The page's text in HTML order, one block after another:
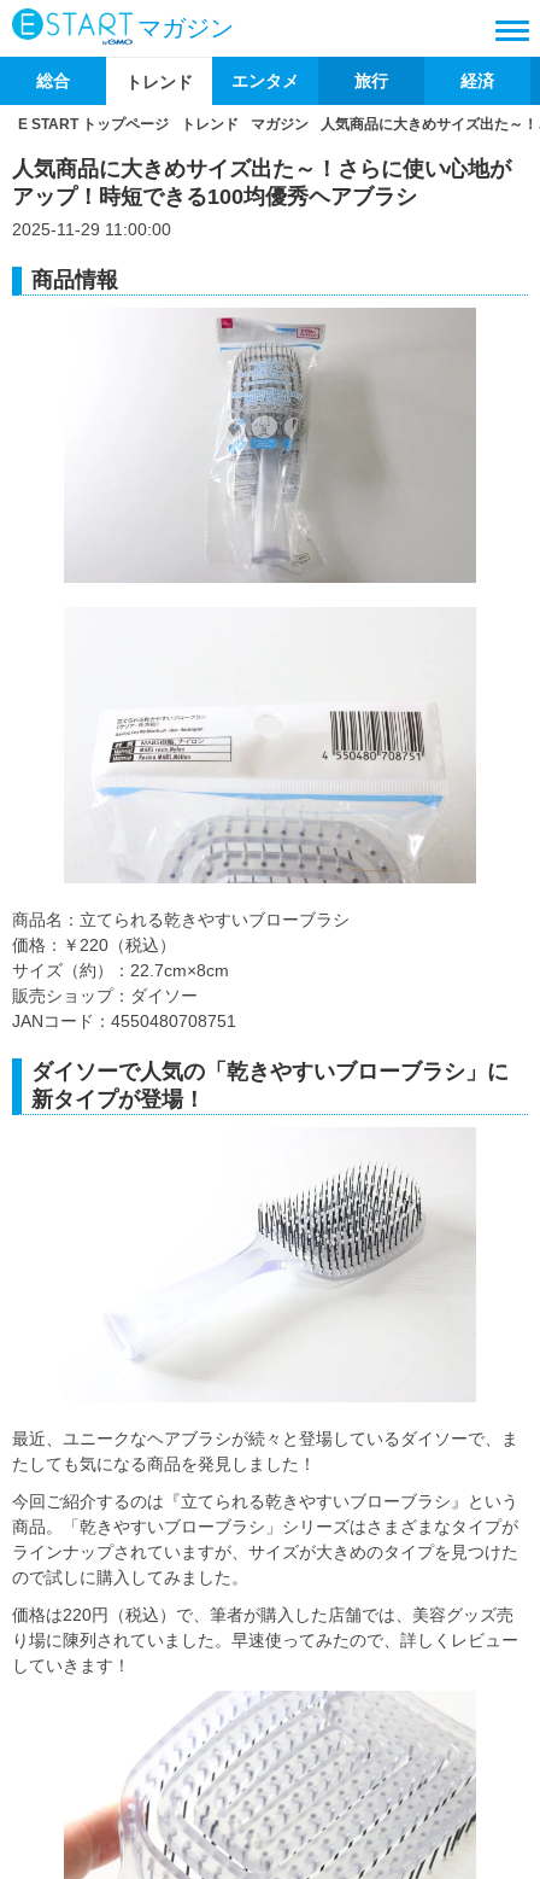
マガジン
総合 トレンド エンタメ 旅行 経済
E START トップページ トレンド マガジン 人気商品に大きめサイズ出た～
人気商品に大きめサイズ出た～！さらに使い心地が
アップ！時短できる100均優秀ヘアブラシ
2025-11-29 11:00:00
商品情報
商品名：立てられる乾きやすいブローブラシ
価格：￥220（税込）
サイズ（約）：22.7cm×8cm
販売ショップ：ダイソー
JANコード：4550480708751
ダイソーで人気の「乾きやすいブローブラシ」に
新タイプが登場！
最近、ユニークなヘアブラシが続々と登場しているダイソーで、ま
たしても気になる商品を発見しました！
今回ご紹介するのは『立てられる乾きやすいブローブラシ』という
商品。「乾きやすいブローブラシ」シリーズはさまざまなタイプが
ラインナップされていますが、サイズが大きめのタイプを見つけた
ので試しに購入してみました。
価格は220円（税込）で、筆者が購入した店舗では、美容グッズ売
り場に陳列されていました。早速使ってみたので、詳しくレビュー
していきます！